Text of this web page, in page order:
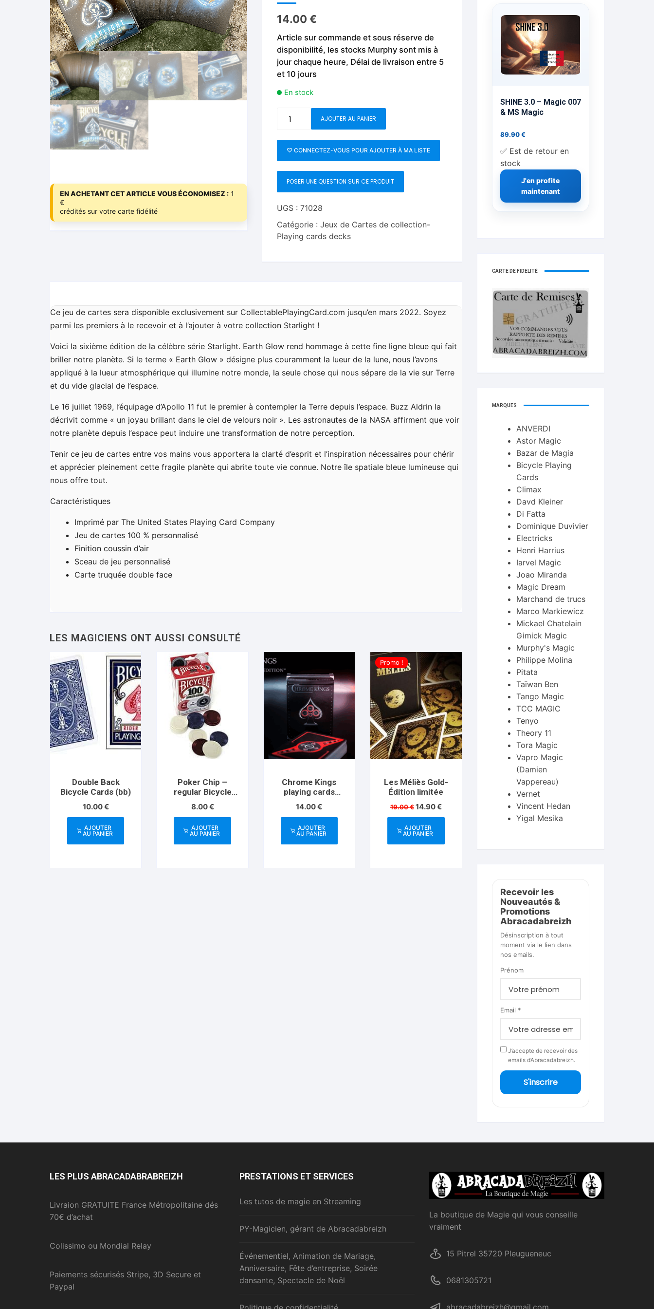
Liquides C.Up
Pièces-Billets
Foulards
Liquides
Mentalisme salon et scène
Pièces-Billets
Livres de tours de Pièces
Livres sur la Magie
impromptue
Livres en Anglais
Neige, rubans, FP, Foulards …
Les Recharges
EN ACHETANT CET ARTICLE VOUS ÉCONOMISEZ : 1
€
crédités sur votre carte fidélité
14.00€
Article sur commande et sous réserve de
disponibilité, les stocks Murphy sont mis à
jour chaque heure, Délai de livraison entre 5
et 10 jours
En stock
Starlight
Earth
Glow
Playing
Cards
by
Playing
Cards
AJOUTER AU PANIER
♡ CONNECTEZ-VOUS POUR AJOUTER À MA LISTE
POSER UNE QUESTION SUR CE PRODUIT
UGS :71028
Catégorie :Jeux de Cartes de collection-
Playing cards decks
Ce jeu de cartes sera disponible exclusivement sur CollectablePlayingCard.com jusqu’en mars 2022. Soyez
parmi les premiers à le recevoir et à l’ajouter à votre collection Starlight !
Voici la sixième édition de la célèbre série Starlight. Earth Glow rend hommage à cette fine ligne bleue qui fait
briller notre planète. Si le terme « Earth Glow » désigne plus couramment la lueur de la lune, nous l’avons
appliqué à la lueur atmosphérique qui illumine notre monde, la seule chose qui nous sépare de la vie sur Terre
et du vide glacial de l’espace.
Le 16 juillet 1969, l’équipage d’Apollo 11 fut le premier à contempler la Terre depuis l’espace. Buzz Aldrin la
décrivit comme « un joyau brillant dans le ciel de velours noir ». Les astronautes de la NASA affirment que voir
notre planète depuis l’espace peut induire une transformation de notre perception.
Tenir ce jeu de cartes entre vos mains vous apportera la clarté d’esprit et l’inspiration nécessaires pour chérir
et apprécier pleinement cette fragile planète qui abrite toute vie connue. Notre île spatiale bleue lumineuse qui
nous offre tout.
Caractéristiques
Imprimé par The United States Playing Card Company
Jeu de cartes 100 % personnalisé
Finition coussin d’air
Sceau de jeu personnalisé
Carte truquée double face
Double Back
Bicycle Cards (bb)
10.00€
AJOUTER
AU PANIER
Poker Chip –
regular Bicycle
100
8.00€
AJOUTER
AU PANIER
Chrome Kings
playing cards
Player Red
14.00€
AJOUTER
AU PANIER
Promo !
Les Méliès Gold-
Édition limitée
19.00€Le
prix
initial
était :
14.90€Le
prix
14.90 €.
AJOUTER
AU PANIER
SHINE 3.0 – Magic 007
& MS Magic
89.90€
✅ Est de retour en
stock
J'en profite
maintenant
CARTE DE FIDELITÉ
MARQUES
ANVERDI
Astor Magic
Bazar de Magia
Bicycle Playing
Cards
Climax
Davd Kleiner
Di Fatta
Dominique Duvivier
Electricks
Henri Harrius
Iarvel Magic
Joao Miranda
Magic Dream
Marchand de trucs
Marco Markiewicz
Mickael Chatelain
Gimick Magic
Murphy's Magic
Philippe Molina
Pitata
Taïwan Ben
Tango Magic
TCC MAGIC
Tenyo
Theory 11
Tora Magic
Vapro Magic
(Damien
Vappereau)
Vernet
Vincent Hedan
Yigal Mesika
Recevoir les
Nouveautés &
Promotions
Abracadabreizh
Désinscription à tout
moment via le lien dans
nos emails.
Prénom
Email *
J’accepte de recevoir des
emails d’Abracadabreizh.
S'inscrire
LES PLUS ABRACADABRABREIZH
Livraion GRATUITE France Métropolitaine dés
70€ d’achat
Colissimo ou Mondial Relay
Paiements sécurisés Stripe, 3D Secure et
Paypal
PRESTATIONS ET SERVICES
Les tutos de magie en Streaming
PY-Magicien, gérant de Abracadabreizh
Événementiel, Animation de Mariage,
Anniversaire, Fête d’entreprise, Soirée
dansante, Spectacle de Noël
La boutique de Magie qui vous conseille
vraiment
15 Pitrel 35720 Pleugueneuc
0681305721